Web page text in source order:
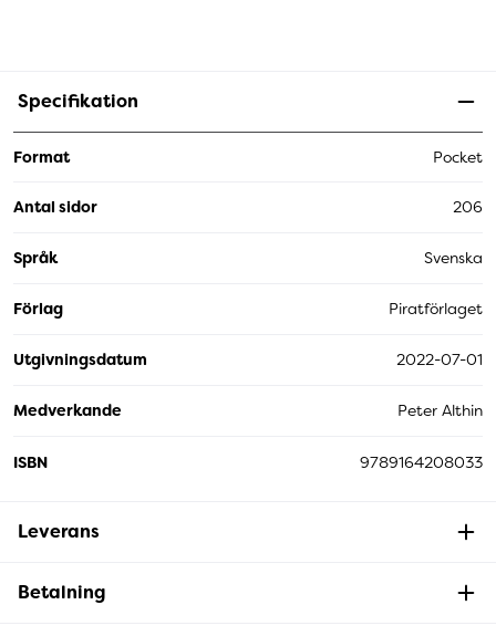
Specifikation
Format Pocket
Antal sidor 206
Språk Svenska
Förlag Piratförlaget
Utgivningsdatum 2022-07-01
Medverkande Peter Althin
ISBN 9789164208033
Leverans
Betalning